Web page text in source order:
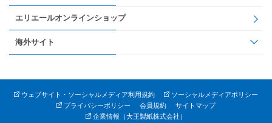
エリエールオンラインショップ
海外サイト
ウェブサイト・ソーシャルメディア利用規約
ソーシャルメディアポリシー
プライバシーポリシー
会員規約
サイトマップ
企業情報（大王製紙株式会社）